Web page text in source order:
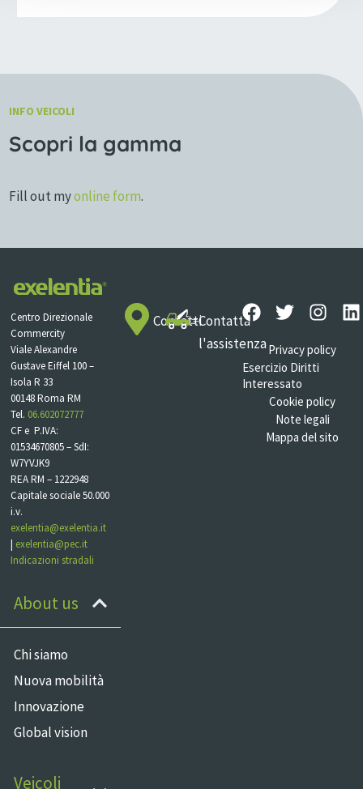
INFO VEICOLI
Scopri la gamma
Fill out myonline form.
Centro Direzionale
Commercity
Viale Alexandre
Gustave Eiffel 100 –
Isola R 33
00148 Roma RM
Tel. 06.602072777
CF e P.IVA:
01534670805 – SdI:
W7YVJK9
REA RM – 1222948
Capitale sociale 50.000
i.v.
exelentia@exelentia.it
| exelentia@pec.it
Indicazioni stradali
About us
Chi siamo
Nuova mobilità
Innovazione
Global vision
Veicoli
ContattiContatta
l'assistenzaPrivacy policy
Esercizio Diritti
Interessato
Cookie policy
Note legali
Mappa del sito